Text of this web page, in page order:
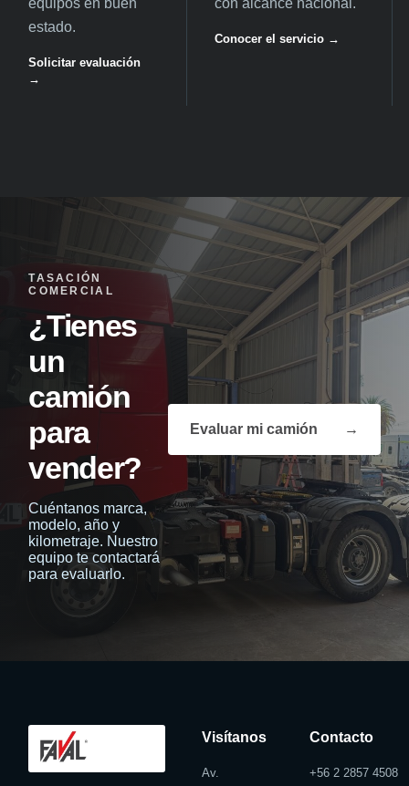
equipos en buen
estado.
Solicitar evaluación
→
con alcance nacional.
Conocer el servicio →
TASACIÓN
COMERCIAL
¿Tienes
un
camión
para
vender?
Cuéntanos marca,
modelo, año y
kilometraje. Nuestro
equipo te contactará
para evaluarlo.
Evaluar mi camión →
Visítanos
Av.
Contacto
+56 2 2857 4508